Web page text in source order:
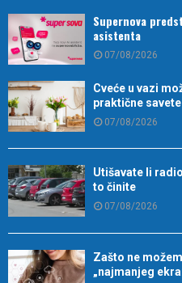
Supernova
asistenta
07/08/2026
Cveće u vazi
praktične savete
07/08/2026
Utišavate li
to činite
07/08/2026
Zašto ne
„najmanjeg